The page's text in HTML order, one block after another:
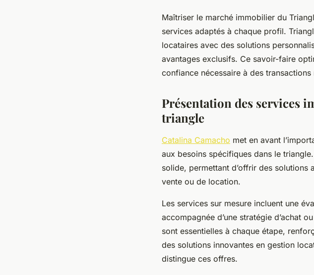
Services immobiliers sur
exceller dans le triangle
Maîtriser le marché immobilier du
services adaptés à chaque profil.
locataires avec des solutions
avantages exclusifs. Ce savoir-faire
confiance nécessaire à des transactions
Présentation des services
triangle
Catalina Camacho met en avant
aux besoins spécifiques dans le
solide, permettant d’offrir des solutions
vente ou de location.
Les services sur mesure incluent une
accompagnée d’une stratégie d’achat
sont essentielles à chaque étape,
des solutions innovantes en gestion
distingue ces offres.